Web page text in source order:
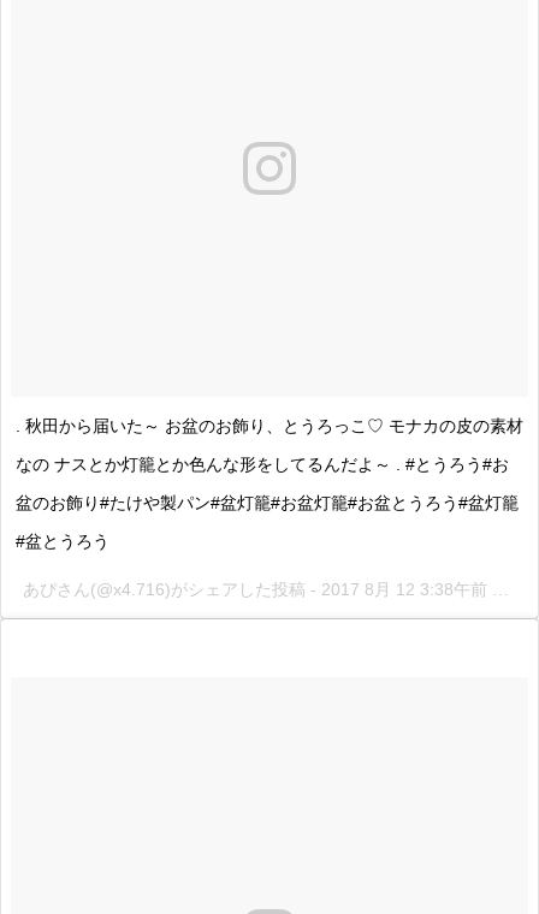
. 秋田から届いた～ お盆のお飾り、とうろっこ♡ モナカの皮の素材
なの ナスとか灯籠とか色んな形をしてるんだよ～ . #とうろう#お
盆のお飾り#たけや製パン#盆灯籠#お盆灯籠#お盆とうろう#盆灯籠
#盆とうろう
あぴさん(@x4.716)がシェアした投稿 - 2017 8月 12 3:38午前 PDT